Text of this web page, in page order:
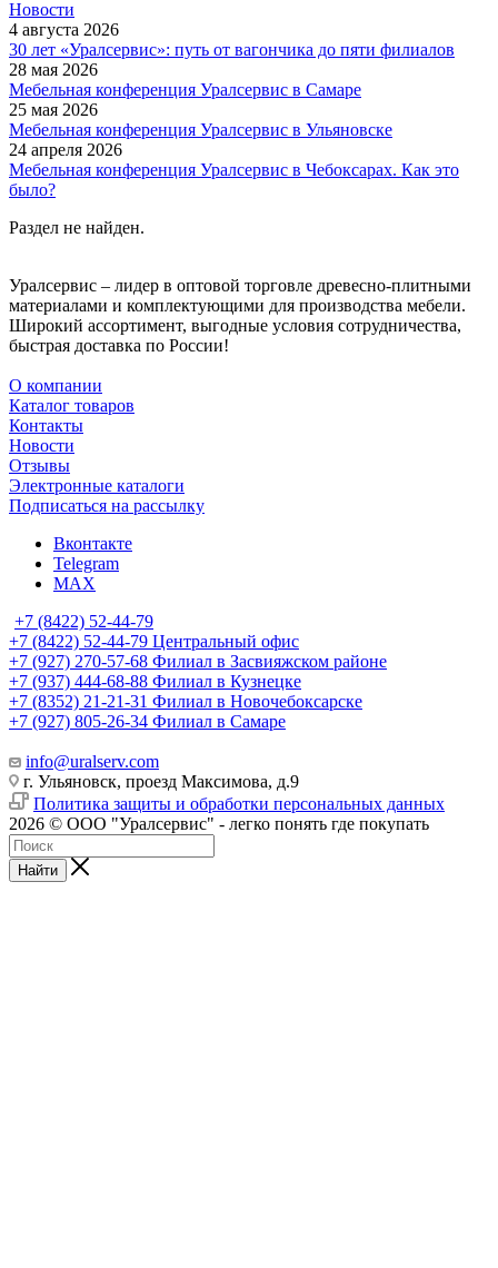
Новости
4 августа 2026
30 лет «Уралсервис»: путь от вагончика до пяти филиалов
28 мая 2026
Мебельная конференция Уралсервис в Самаре
25 мая 2026
Мебельная конференция Уралсервис в Ульяновске
24 апреля 2026
Мебельная конференция Уралсервис в Чебоксарах. Как это
было?
Раздел не найден.
Уралсервис – лидер в оптовой торговле древесно-плитными
материалами и комплектующими для производства мебели.
Широкий ассортимент, выгодные условия сотрудничества,
быстрая доставка по России!
О компании
Каталог товаров
Контакты
Новости
Отзывы
Электронные каталоги
Подписаться на рассылку
Вконтакте
Telegram
MAX
+7 (8422) 52-44-79
+7 (8422) 52-44-79 Центральный офис
+7 (927) 270-57-68 Филиал в Засвияжском районе
+7 (937) 444-68-88 Филиал в Кузнецке
+7 (8352) 21-21-31 Филиал в Новочебоксарске
+7 (927) 805-26-34 Филиал в Самаре
info@uralserv.com
г. Ульяновск, проезд Максимова, д.9
Политика защиты и обработки персональных данных
2026 © ООО "Уралсервис" - легко понять где покупать
Найти